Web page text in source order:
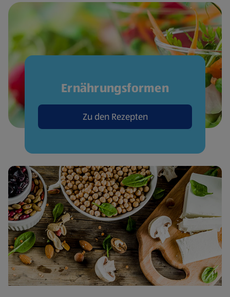
Ernährungsformen
Zu den Rezepten